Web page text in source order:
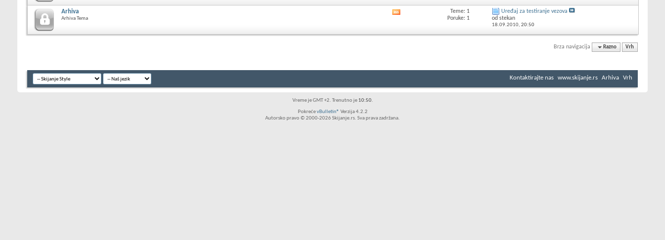
ovog
Arhiva
Arhiva Tema
ovog
Teme: 1
Poruke: 1
Uređaj za testiranje vezova
od stekan
18.09.2010, 20:50
Brza navigacija Razno Vrh
Kontaktirajte nas www.skijanje.rs Arhiva Vrh
Vreme je GMT +2. Trenutno je 10:50.
PokrećevBulletin® Verzija 4.2.2
Autorsko pravo © 2000-2026 Skijanje.rs. Sva prava zadržana.